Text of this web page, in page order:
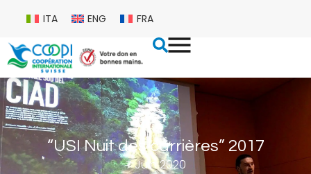
ITA ENG FRA
“USI Nuit des carrières” 2017
7 Juin 2020